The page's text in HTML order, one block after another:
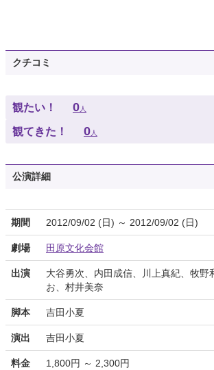
クチコミ
観たい！ 0人
観てきた！ 0人
公演詳細
期間 2012/09/02 (日) ～ 2012/09/02 (日)
劇場 田原文化会館
出演
大谷勇次、内田成信、川上真紀、牧野
お、村井美奈
脚本 吉田小夏
演出 吉田小夏
料金 1,800円 ～ 2,300円